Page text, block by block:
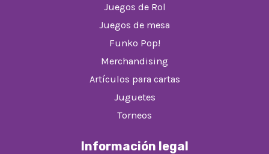
Juegos de Rol
Juegos de mesa
Funko Pop!
Merchandising
Artículos para cartas
Juguetes
Torneos
Información legal